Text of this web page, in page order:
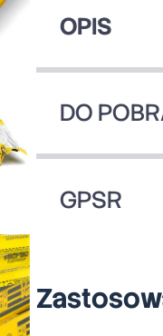
OPIS
DO
GPSR